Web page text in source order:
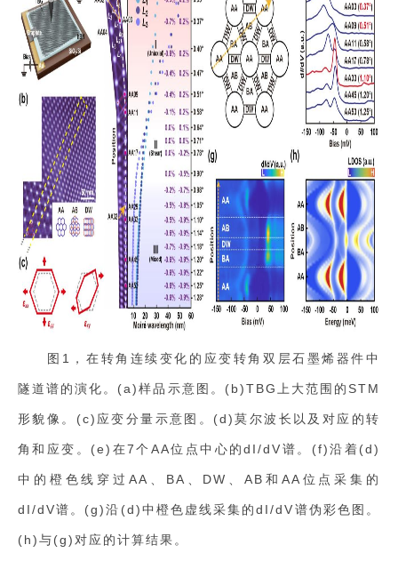
图1，在转角连续变化的应变转角双层石墨烯器件中
隧道谱的演化。(a)样品示意图。(b)TBG上大范围的STM
形貌像。(c)应变分量示意图。(d)莫尔波长以及对应的转
角和应变。(e)在7个AA位点中心的dI/dV谱。(f)沿着(d)
中的橙色线穿过AA、BA、DW、AB和AA位点采集的
dI/dV谱。(g)沿(d)中橙色虚线采集的dI/dV谱伪彩色图。
(h)与(g)对应的计算结果。